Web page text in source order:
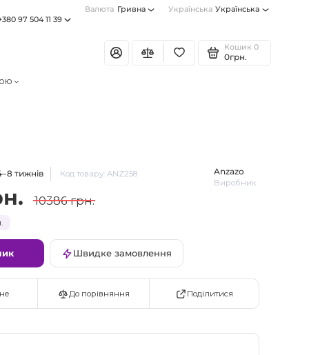
97 504 11 39
Валюта Гривна Українська Українська
Кошик 0
0грн.
тижнів Код товару: ANZ258
Anzazo
Виробник
10386 грн.
Швидке замовлення
До порівняння Поділитися